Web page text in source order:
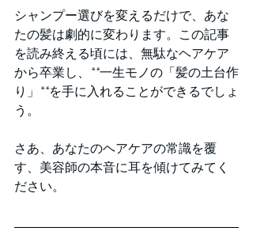
シャンプー選びを変えるだけで、あな
たの髪は劇的に変わります。この記事
を読み終える頃には、無駄なヘアケア
から卒業し、**一生モノの「髪の土台作
り」**を手に入れることができるでしょ
う。
さあ、あなたのヘアケアの常識を覆
す、美容師の本音に耳を傾けてみてく
ださい。